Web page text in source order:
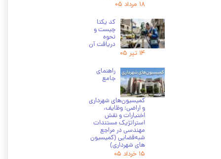
۱۸ مرداد ۰۵
کد یکتا
چیست و
نحوه
دریافت آن
۱۴ تیر ۰۵
راهنمای
جامع
کمیسیون‌های شهرداری
و اراضی: وظایف،
اختیارات و نقش
استراتژیک مستندات
مهندسی در مراجع
شبه‌قضایی (کمیسیون
های شهرداری)
۱۵ خرداد ۰۵